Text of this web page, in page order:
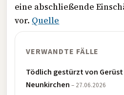
eine abschließende
vor. Quelle
VERWANDTE FÄLLE
Tödlich gestürzt von
Neunkirchen– 27.06.2026